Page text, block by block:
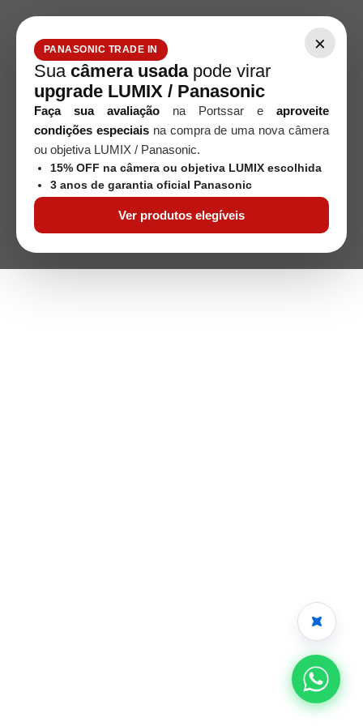
×
PANASONIC TRADE IN
Sua câmera usadapode virar
upgrade LUMIX / Panasonic
Faça sua avaliação na Portssar e aproveite
condições especiaisna compra de uma nova câmera
ou objetiva LUMIX / Panasonic.
15% OFF na câmera ou objetiva LUMIX escolhida
3 anos de garantia oficial Panasonic
Ver produtos elegíveis